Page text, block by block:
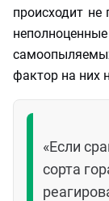
происходит
фактор на них
«Если
сорта